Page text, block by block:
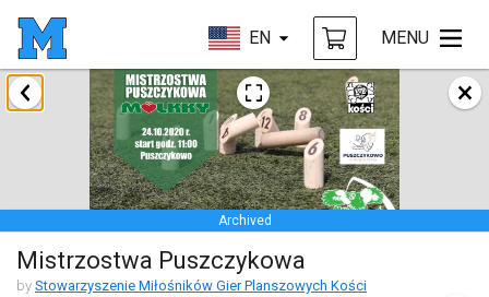
EN MENU
Archived
Mistrzostwa Puszczykowa
by Stowarzyszenie Miłośników Gier Planszowych Kości
January 2020
New Year's Throw Mölkky
Jan 1, 2020| Czech Republic
Tournoi Mixte ASPTTOM
Jan 11, 2020 |France